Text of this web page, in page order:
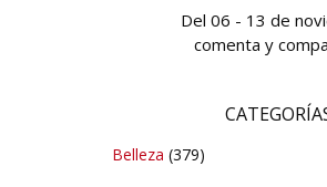
Del 06 - 13 de
comenta y
Belleza (379)